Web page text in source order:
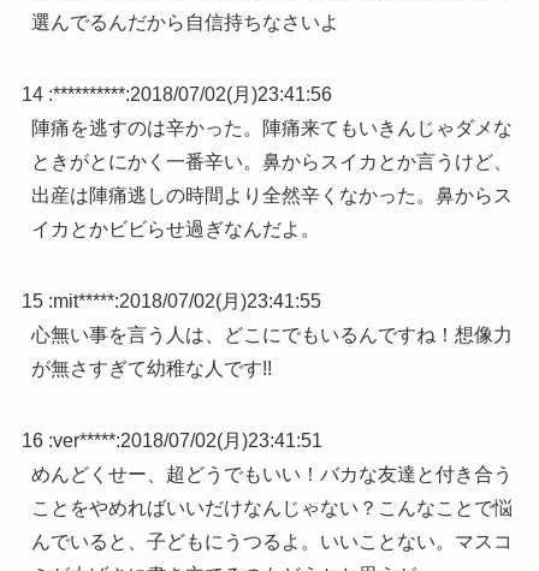
選んでるんだから自信持ちなさいよ
14 :**********:2018/07/02(月)23:41:56
陣痛を逃すのは辛かった。陣痛来てもいきんじゃダメな
ときがとにかく一番辛い。鼻からスイカとか言うけど、
出産は陣痛逃しの時間より全然辛くなかった。鼻からス
イカとかビビらせ過ぎなんだよ。
15 :mit*****:2018/07/02(月)23:41:55
心無い事を言う人は、どこにでもいるんですね！想像力
が無さすぎて幼稚な人です!!
16 :ver*****:2018/07/02(月)23:41:51
めんどくせー、超どうでもいい！バカな友達と付き合う
ことをやめればいいだけなんじゃない？こんなことで悩
んでいると、子どもにうつるよ。いいことない。マスコ